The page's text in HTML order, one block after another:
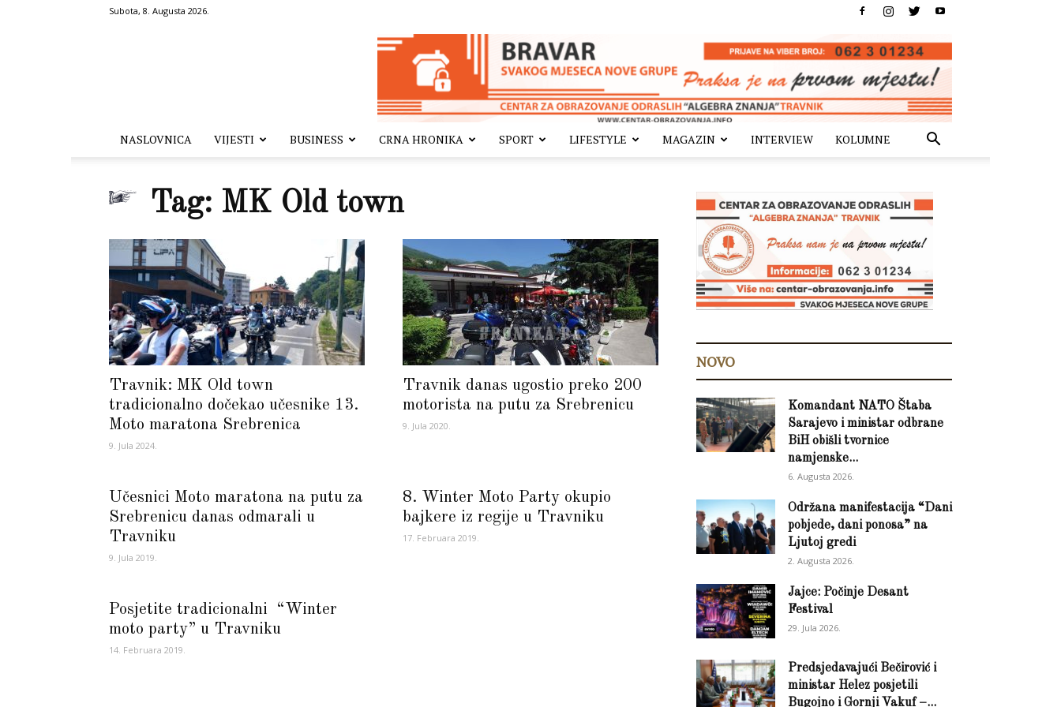
Subota, 8. Augusta 2026.
NASLOVNICA VIJESTI BUSINESS CRNA HRONIKA SPORT LIFESTYLE MAGAZIN INTERVIEW KOLUMNE
Tag: MK Old town
Travnik: MK Old town
tradicionalno dočekao učesnike 13.
Moto maratona Srebrenica
9. Jula 2024.
Travnik danas ugostio preko 200
motorista na putu za Srebrenicu
9. Jula 2020.
Učesnici Moto maratona na putu za
Srebrenicu danas odmarali u
Travniku
9. Jula 2019.
8. Winter Moto Party okupio
bajkere iz regije u Travniku
17. Februara 2019.
Posjetite tradicionalni “Winter
moto party” u Travniku
14. Februara 2019.
NOVO
Komandant NATO Štaba
Sarajevo i ministar odbrane
BiH obišli tvornice
namjenske...
6. Augusta 2026.
Održana manifestacija “Dani
pobjede, dani ponosa” na
Ljutoj gredi
2. Augusta 2026.
Jajce: Počinje Desant
Festival
29. Jula 2026.
Predsjedavajući Bečirović i
ministar Helez posjetili
Bugojno i Gornji Vakuf –...